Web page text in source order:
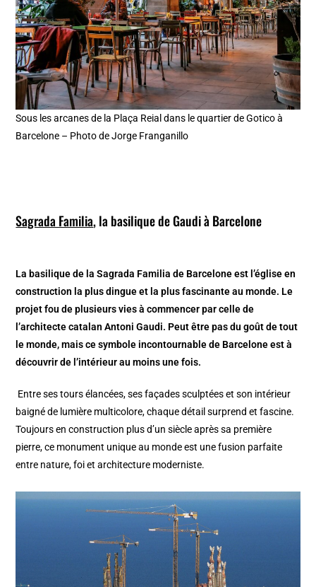
Sous les arcanes de la Plaça Reial dans le quartier de Gotico à
Barcelone – Photo de Jorge Franganillo
Sagrada Familia, la basilique de Gaudi à Barcelone
La basilique de la Sagrada Familia de Barcelone est l’église en
construction la plus dingue et la plus fascinante au monde. Le
projet fou de plusieurs vies à commencer par celle de
l’architecte catalan Antoni Gaudi. Peut être pas du goût de tout
le monde, mais ce symbole incontournable de Barcelone est à
découvrir de l’intérieur au moins une fois.
Entre ses tours élancées, ses façades sculptées et son intérieur
baigné de lumière multicolore, chaque détail surprend et fascine.
Toujours en construction plus d’un siècle après sa première
pierre, ce monument unique au monde est une fusion parfaite
entre nature, foi et architecture moderniste.